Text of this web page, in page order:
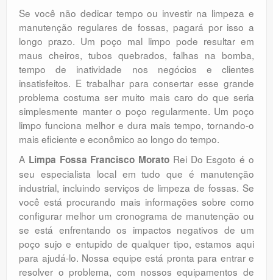
Se você não dedicar tempo ou investir na limpeza e
manutenção regulares de fossas, pagará por isso a
longo prazo. Um poço mal limpo pode resultar em
maus cheiros, tubos quebrados, falhas na bomba,
tempo de inatividade nos negócios e clientes
insatisfeitos. E trabalhar para consertar esse grande
problema costuma ser muito mais caro do que seria
simplesmente manter o poço regularmente. Um poço
limpo funciona melhor e dura mais tempo, tornando-o
mais eficiente e econômico ao longo do tempo.
A Limpa Fossa Francisco Morato Rei Do Esgoto é o
seu especialista local em tudo que é manutenção
industrial, incluindo serviços de limpeza de fossas. Se
você está procurando mais informações sobre como
configurar melhor um cronograma de manutenção ou
se está enfrentando os impactos negativos de um
poço sujo e entupido de qualquer tipo, estamos aqui
para ajudá-lo. Nossa equipe está pronta para entrar e
resolver o problema, com nossos equipamentos de